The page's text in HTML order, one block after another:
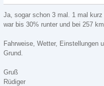
Ja, sogar schon 3 mal. 1 mal
war bis 30% runter und bei 257
Fahrweise, Wetter, Einstellungen
Grund.
Gruß
Rüdiger